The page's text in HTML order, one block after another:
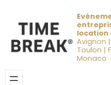
location
Avignon
Toulon |
Monaco